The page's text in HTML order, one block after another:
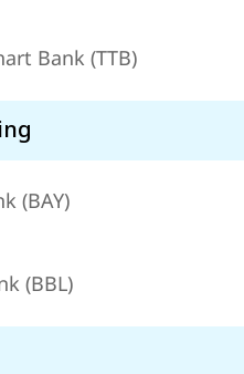
Bank (TTB)
(BAY)
(BBL)